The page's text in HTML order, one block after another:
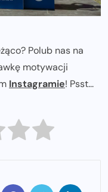
Polub nas na
motywacji
Instagramie! Psst...